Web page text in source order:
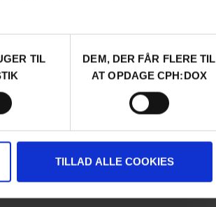
TIL
DEM, DER FÅR FLERE TIL
AT OPDAGE CPH:DOX
TILLAD ALLE COOKIES
enter